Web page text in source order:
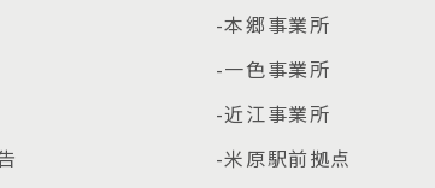
-本郷事業所
-一色事業所
-近江事業所
-米原駅前拠点